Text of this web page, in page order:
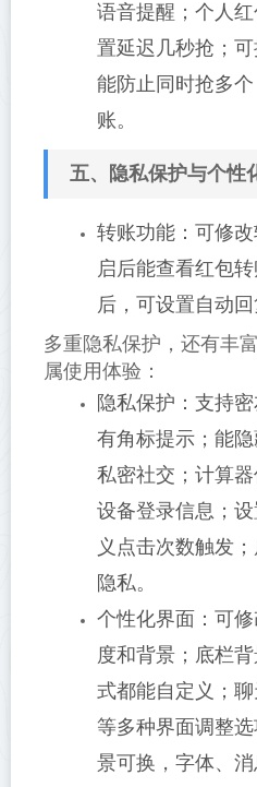
语音提醒；个人
置延迟几秒抢；
能防止同时抢多
账。
五、隐私保护与个性
转账功能：可修
启后能查看红包
后，可设置自动回
多重隐私保护，还有丰
属使用体验：
隐私保护：支持
有角标提示；能
私密社交；计算
设备登录信息；
义点击次数触发
隐私。
个性化界面：可
度和背景；底栏
式都能自定义；
等多种界面调整
景可换，字体、消